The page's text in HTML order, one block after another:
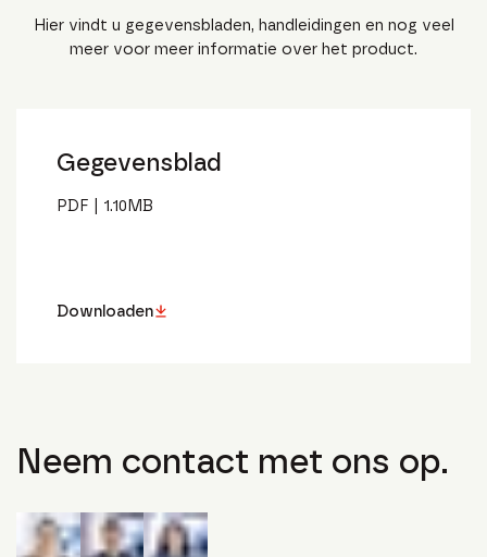
Hier vindt u gegevensbladen, handleidingen en nog veel
meer voor meer informatie over het product.
Gegevensblad
PDF 1.10MB
Downloaden
Neem contact met ons op.